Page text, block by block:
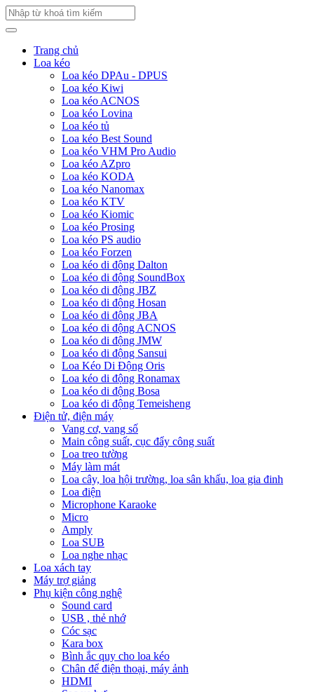
Trang chủ
Loa kéo
Loa kéo DPAu - DPUS
Loa kéo Kiwi
Loa kéo ACNOS
Loa kéo Lovina
Loa kéo tủ
Loa kéo Best Sound
Loa kéo VHM Pro Audio
Loa kéo AZpro
Loa kéo KODA
Loa kéo Nanomax
Loa kéo KTV
Loa kéo Kiomic
Loa kéo Prosing
Loa kéo PS audio
Loa kéo Forzen
Loa kéo di động Dalton
Loa kéo di động SoundBox
Loa kéo di động JBZ
Loa kéo di động Hosan
Loa kéo di động JBA
Loa kéo di động ACNOS
Loa kéo di động JMW
Loa kéo di động Sansui
Loa Kéo Di Động Oris
Loa kéo di động Ronamax
Loa kéo di động Bosa
Loa kéo di động Temeisheng
Điện tử, điện máy
Vang cơ, vang số
Main công suất, cục đẩy công suất
Loa treo tường
Máy làm mát
Loa cây, loa hội trường, loa sân khấu, loa gia đinh
Loa điện
Microphone Karaoke
Micro
Amply
Loa SUB
Loa nghe nhạc
Loa xách tay
Máy trợ giảng
Phụ kiện công nghệ
Sound card
USB , thẻ nhớ
Cóc sạc
Kara box
Bình ắc quy cho loa kéo
Chân để điện thoại, máy ảnh
HDMI